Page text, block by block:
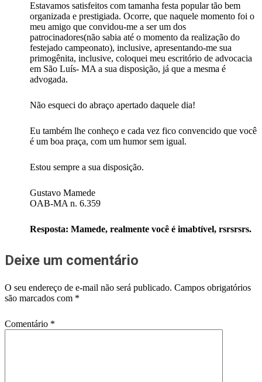
Estavamos satisfeitos com tamanha festa popular tão bem
organizada e prestigiada. Ocorre, que naquele momento foi o
meu amigo que convidou-me a ser um dos
patrocinadores(não sabia até o momento da realização do
festejado campeonato), inclusive, apresentando-me sua
primogênita, inclusive, coloquei meu escritório de advocacia
em São Luís- MA a sua disposição, já que a mesma é
advogada.
Não esqueci do abraço apertado daquele dia!
Eu também lhe conheço e cada vez fico convencido que você
é um boa praça, com um humor sem igual.
Estou sempre a sua disposição.
Gustavo Mamede
OAB-MA n. 6.359
Resposta: Mamede, realmente você é imabtível, rsrsrsrs.
Deixe um comentário
O seu endereço de e-mail não será publicado. Campos obrigatórios
são marcados com *
Comentário *